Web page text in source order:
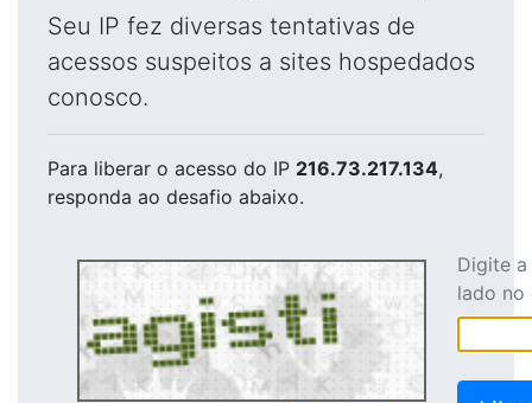
Seu IP fez diversas tentativas de
acessos suspeitos a sites hospedados
conosco.
Para liberar o acesso do IP 216.73.217.134,
responda ao desafio abaixo.
Digite
lado no